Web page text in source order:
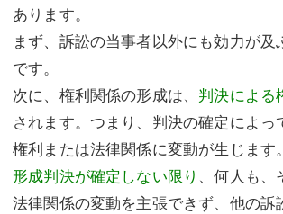
あります。
まず、訴訟の当事者以外にも効力が及
です。
次に、権利関係の形成は、 判決による
されます。つまり、判決の確定によっ
権利または法律関係に変動が生じます
形成判決が確定しない限り 、何人も、
法律関係の変動を主張できず、他の訴